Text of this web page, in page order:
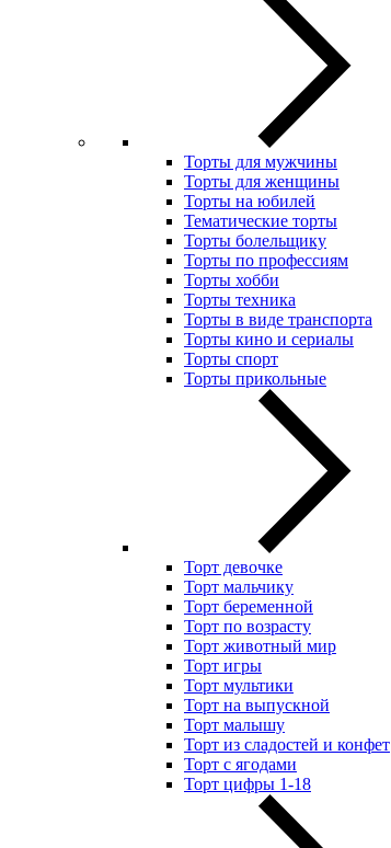
Торты для мужчины
Торты для женщины
Торты на юбилей
Тематические торты
Торты болельщику
Торты по профессиям
Торты хобби
Торты техника
Торты в виде транспорта
Торты кино и сериалы
Торты спорт
Торты прикольные
Торт девочке
Торт мальчику
Торт беременной
Торт по возрасту
Торт животный мир
Торт игры
Торт мультики
Торт на выпускной
Торт малышу
Торт из сладостей и конфет
Торт с ягодами
Торт цифры 1-18